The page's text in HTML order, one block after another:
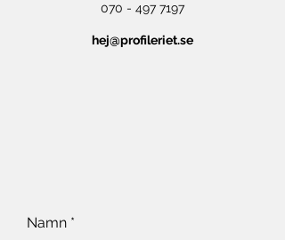
070 - 497 7197
hej@profileriet.se
Namn